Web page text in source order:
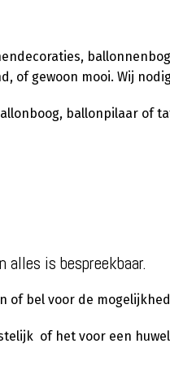
of gewoon mooi. Wij
ballonpilaar of
alles is bespreekbaar.
bel voor de
of het voor een